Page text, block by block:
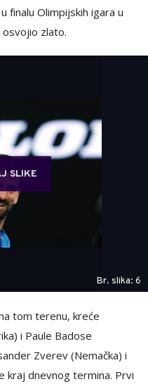
finalu Olimpijskih igara u
zlato.
SLIKE
Br. slika: 6
tom terenu, kreće
i Paule Badose
Zverev (Nemačka) i
kraj dnevnog termina. Prvi